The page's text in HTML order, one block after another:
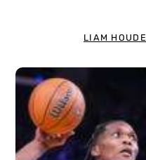
LIAM HOUDE